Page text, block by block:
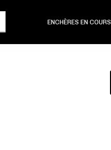
ENCHÈRES EN COURS